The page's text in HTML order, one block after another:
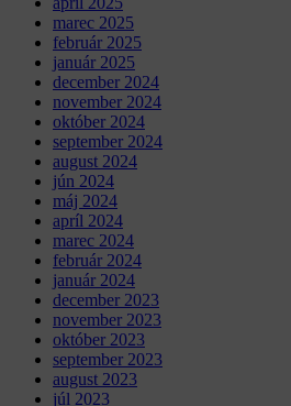
marec 2025
február 2025
január 2025
december 2024
november 2024
október 2024
september 2024
august 2024
jún 2024
máj 2024
apríl 2024
marec 2024
február 2024
január 2024
december 2023
november 2023
október 2023
september 2023
august 2023
júl 2023